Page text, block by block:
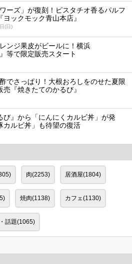
ーズ」が復刻！ピスタチオ香るパルフ
ヨックモック青山本店』
(日)
ンジ果皮がビールに！横浜
等で限定販売スタート
でさっぱり！大根おろしをのせた夏限
『焼きたてのかるび』
び』から「にんにくカルビ丼」が発
カルビ丼」も待望の復活
肉(2253) 居酒屋(1804)
焼肉(1138) カフェ(1130)
話題(1065)